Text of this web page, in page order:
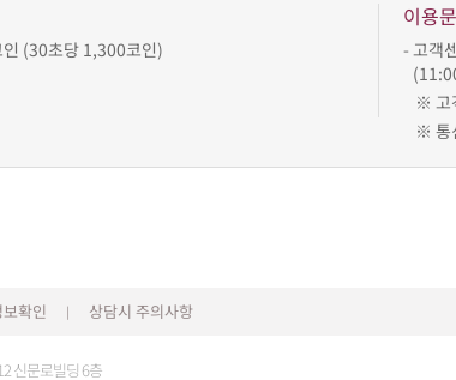
(30초당 1,300코인)
이용
- 고객
※ 고
※ 통
확인 | 상담시 주의사항
신문로빌딩 6층